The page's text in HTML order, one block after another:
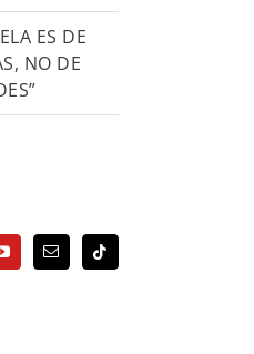
ES DE
NO DE